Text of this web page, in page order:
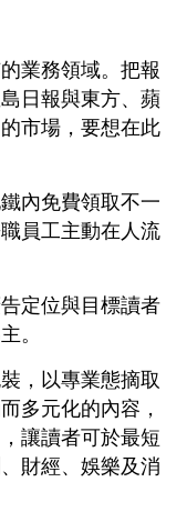
業務領域。把報
日報與東方、蘋
市場，要想在此
內免費領取不一
員工主動在人流
定位與目標讀者
。
，以專業態摘取
多元化的內容，
讓讀者可於最短
財經、娛樂及消